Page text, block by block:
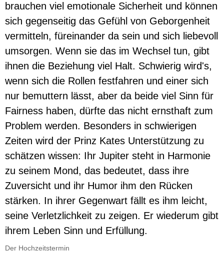
brauchen viel emotionale Sicherheit und können
sich gegenseitig das Gefühl von Geborgenheit
vermitteln, füreinander da sein und sich liebevoll
umsorgen. Wenn sie das im Wechsel tun, gibt
ihnen die Beziehung viel Halt. Schwierig wird's,
wenn sich die Rollen festfahren und einer sich
nur bemuttern lässt, aber da beide viel Sinn für
Fairness haben, dürfte das nicht ernsthaft zum
Problem werden. Besonders in schwierigen
Zeiten wird der Prinz Kates Unterstützung zu
schätzen wissen: Ihr Jupiter steht in Harmonie
zu seinem Mond, das bedeutet, dass ihre
Zuversicht und ihr Humor ihm den Rücken
stärken. In ihrer Gegenwart fällt es ihm leicht,
seine Verletzlichkeit zu zeigen. Er wiederum gibt
ihrem Leben Sinn und Erfüllung.
Der Hochzeitstermin